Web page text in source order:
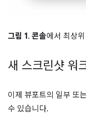
그림 1. 콘솔에서 최상위
새 스크린샷 워
이제 뷰포트의 일부 또
수 있습니다.